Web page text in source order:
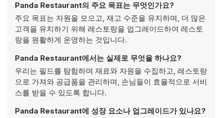
Panda Restaurant의 주요 목표는 무엇인가요?
주요 목표는 자원을 모으고, 재고 수준을 유지하며, 더 많은
고객을 유치하기 위해 레스토랑을 업그레이드하여 레스토
랑을 원활하게 운영하는 것입니다.
Panda Restaurant에서는 실제로 무엇을 하나요?
우리는 필드를 탐험하며 재료와 자원을 수집하고, 레스토랑
으로 가져와 공급품을 관리하며, 손님들이 효율적으로 서비
스를 받을 수 있도록 합니다.
Panda Restaurant에 성장 요소나 업그레이드가 있나요?